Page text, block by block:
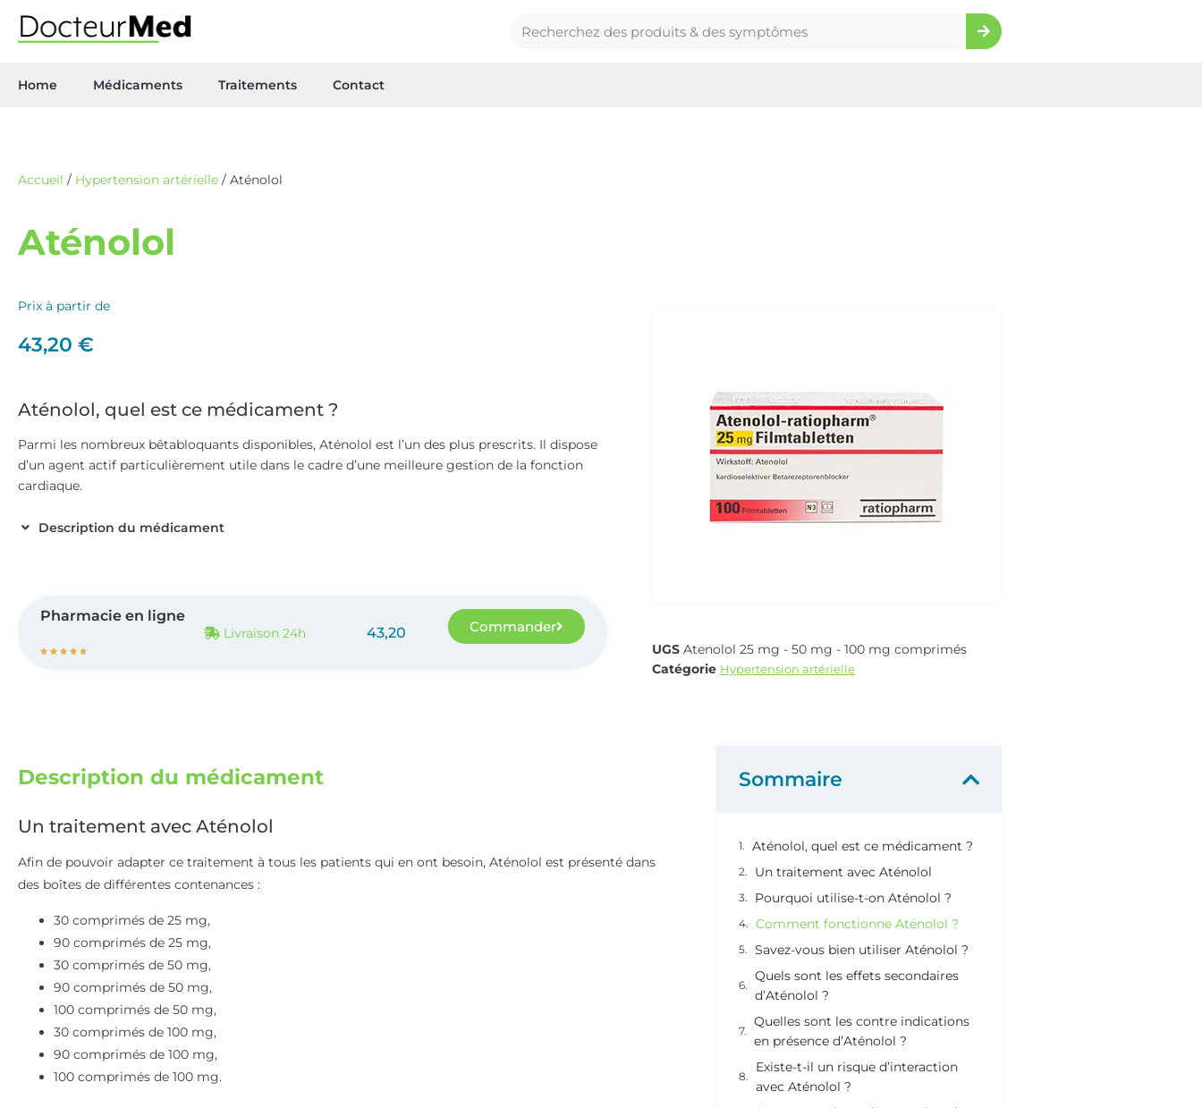
Home Médicaments Traitements Contact
Accueil / Hypertension artérielle / Aténolol
Aténolol
Prix à partir de
43,20 €
Aténolol, quel est ce médicament ?
Parmi les nombreux bêtabloquants disponibles, Aténolol est l’un des plus prescrits. Il dispose
d’un agent actif particulièrement utile dans le cadre d’une meilleure gestion de la fonction
cardiaque.
Description du médicament
Pharmacie en ligne
    
Livraison 24h 43,20 Commander
UGS Atenolol 25 mg - 50 mg - 100 mg comprimés
Catégorie Hypertension artérielle
Description du médicament
Un traitement avec Aténolol
Afin de pouvoir adapter ce traitement à tous les patients qui en ont besoin, Aténolol est présenté dans
des boîtes de différentes contenances :
30 comprimés de 25 mg,
90 comprimés de 25 mg,
30 comprimés de 50 mg,
90 comprimés de 50 mg,
100 comprimés de 50 mg,
30 comprimés de 100 mg,
90 comprimés de 100 mg,
100 comprimés de 100 mg.
Sommaire
Aténolol, quel est ce médicament ?
Un traitement avec Aténolol
Pourquoi utilise-t-on Aténolol ?
Comment fonctionne Aténolol ?
Savez-vous bien utiliser Aténolol ?
Quels sont les effets secondaires
d’Aténolol ?
Quelles sont les contre indications
en présence d’Aténolol ?
Existe-t-il un risque d’interaction
avec Aténolol ?